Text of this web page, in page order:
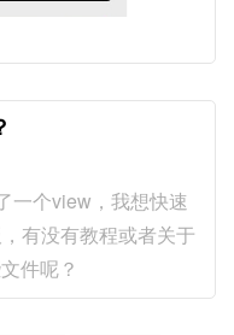
一个view，我想快速
有没有教程或者关于
件呢？